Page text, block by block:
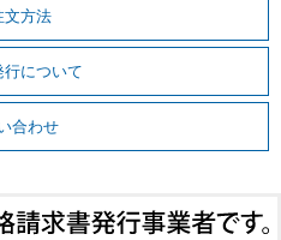
文方法
行について
合わせ